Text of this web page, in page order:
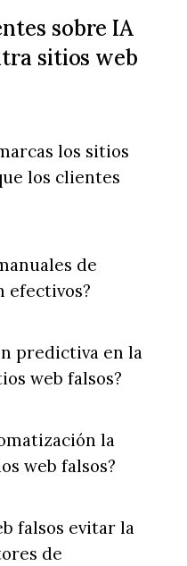
sobre IA
sitios web
los sitios
los clientes
de
efectivos?
predictiva en la
web falsos?
la
web falsos?
falsos evitar la
de